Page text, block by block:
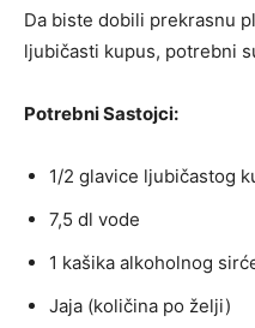
Da biste dobili prekrasnu
ljubičasti kupus, potrebni
Potrebni Sastojci:
1/2 glavice ljubičastog
7,5 dl vode
1 kašika alkoholnog
Jaja (količina po želji)